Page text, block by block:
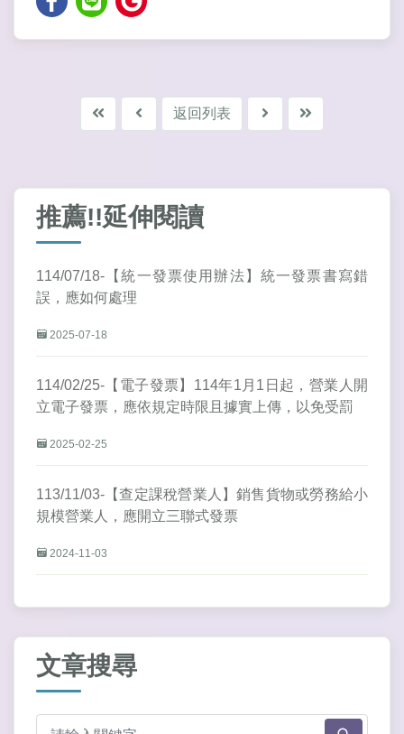
返回列表
推薦!!延伸閱讀
114/07/18-【統一發票使用辦法】統一發票書寫錯
誤，應如何處理
2025-07-18
114/02/25-【電子發票】114年1月1日起，營業人開
立電子發票，應依規定時限且據實上傳，以免受罰
2025-02-25
113/11/03-【查定課稅營業人】銷售貨物或勞務給小
規模營業人，應開立三聯式發票
2024-11-03
文章搜尋